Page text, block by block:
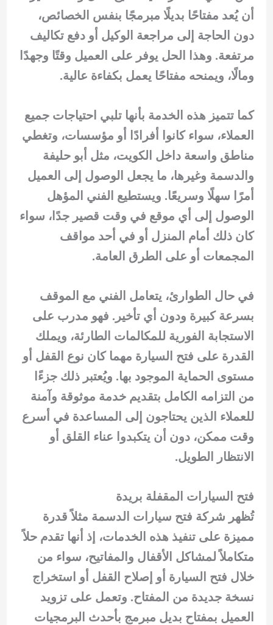
أن يُعد مفتاحًا بديلًا مبرمجًا بنفس الخصائص،
دون الحاجة إلى مراجعة الوكيل أو دفع تكاليف
مرتفعة. وهذا الحل يوفر على العميل وقتًا وجهدًا
ومالًا، ويمنحه مفتاحًا يعمل بكفاءة عالية.
كما تتميز هذه الخدمة بأنها تلبي احتياجات جميع
العملاء، سواء كانوا أفرادًا أو مؤسسات، وتغطي
مناطق واسعة داخل الكويت، مثل أبو حليفة
والدسمة وغيرها، ما يجعل الوصول إلى العميل
أمرًا سهلًا وسريعًا. ويستطيع الفني المؤهل
الوصول إلى أي موقع في وقت قصير جدًا، سواء
كان ذلك أمام المنزل أو في أحد مواقف
المجمعات أو على الطرق العامة.
في حال الطوارئ، يتعامل الفني مع الموقف
بسرعة كبيرة ودون أي تأخير. فهو مدرب على
الاستجابة الفورية للمكالمات الطارئة، ويملك
القدرة على فتح السيارة مهما كان نوع القفل أو
مستوى الحماية الموجود بها. ويُعتبر ذلك جزءًا
من التزامه الكامل بتقديم خدمة موثوقة وآمنة
للعملاء الذين يحتاجون إلى المساعدة في أسرع
وقت ممكن، دون أن يتكبدوا عناء القلق أو
الانتظار الطويل.
فتح السيارات المقفلة بريدة
تُظهر شركة فتح سيارات الدسمة مثلاً قدرة
مميزة على تنفيذ هذه الخدمات، إذ أنها تقدم حلاً
متكاملاً لمشاكل الأقفال والمفاتيح، سواء من
خلال فتح السيارة أو إصلاح القفل أو استخراج
نسخة جديدة من المفتاح. وتعمل على تزويد
العميل بمفتاح بديل مبرمج بأحدث البرمجيات